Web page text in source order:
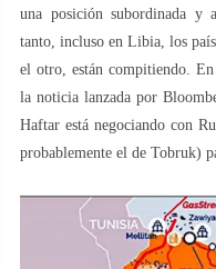
una posición subordinada
tanto, incluso en Libia, los
el otro, están compitiendo.
la noticia lanzada por
Haftar está negociando con
probablemente el de Tobruk)